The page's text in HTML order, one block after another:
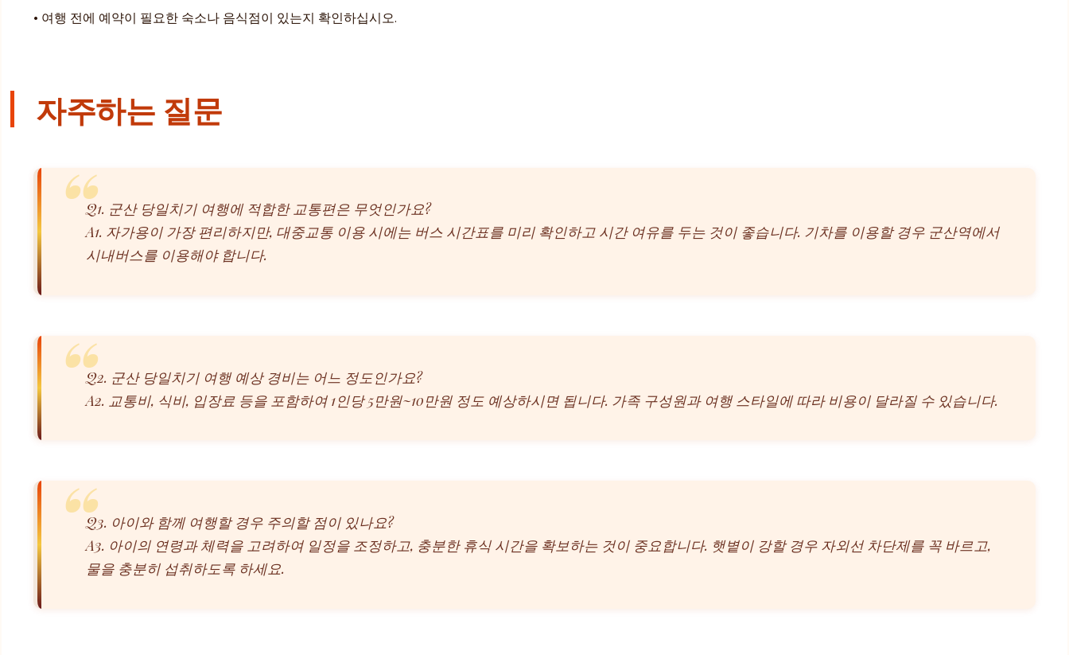
• 여행 전에 예약이 필요한 숙소나 음식점이 있는지 확인하십시오.
자주하는 질문
Q1. 군산 당일치기 여행에 적합한 교통편은 무엇인가요?
A1. 자가용이 가장 편리하지만, 대중교통 이용 시에는 버스 시간표를 미리 확인하고 시간 여유를 두는 것이 좋습니다. 기차를 이용할 경우 군산역에서
시내버스를 이용해야 합니다.
Q2. 군산 당일치기 여행 예상 경비는 어느 정도인가요?
A2. 교통비, 식비, 입장료 등을 포함하여 1인당 5만원~10만원 정도 예상하시면 됩니다. 가족 구성원과 여행 스타일에 따라 비용이 달라질 수 있습니다.
Q3. 아이와 함께 여행할 경우 주의할 점이 있나요?
A3. 아이의 연령과 체력을 고려하여 일정을 조정하고, 충분한 휴식 시간을 확보하는 것이 중요합니다. 햇볕이 강할 경우 자외선 차단제를 꼭 바르고,
물을 충분히 섭취하도록 하세요.